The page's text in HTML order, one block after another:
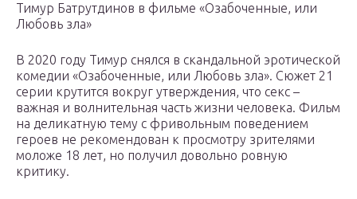
Тимур Батрутдинов в фильме «Озабоченные, или
Любовь зла»
В 2020 году Тимур снялся в скандальной эротической
комедии «Озабоченные, или Любовь зла». Сюжет 21
серии крутится вокруг утверждения, что секс –
важная и волнительная часть жизни человека. Фильм
на деликатную тему с фривольным поведением
героев не рекомендован к просмотру зрителями
моложе 18 лет, но получил довольно ровную
критику.